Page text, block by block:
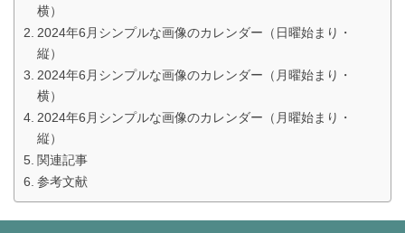
横）
2024年6月シンプルな画像のカレンダー（日曜始まり・
縦）
2024年6月シンプルな画像のカレンダー（月曜始まり・
横）
2024年6月シンプルな画像のカレンダー（月曜始まり・
縦）
関連記事
参考文献